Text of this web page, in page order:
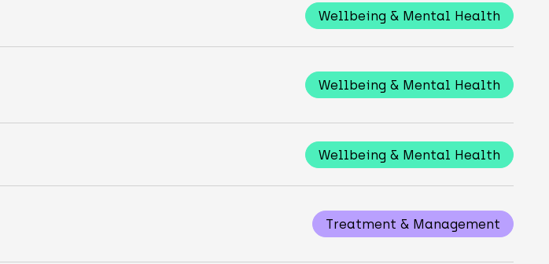
Wellbeing & Mental Health
Wellbeing & Mental Health
Wellbeing & Mental Health
Treatment & Management